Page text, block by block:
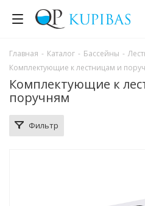
Главная - Каталог - Бассейны -
Комплектующие к лестницам и
Комплектующие к
поручням
Фильтр